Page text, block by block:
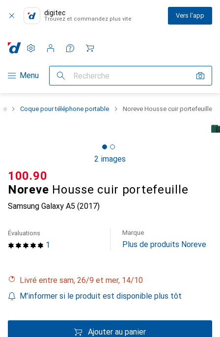
digitec
Trouvez et commandez plus vite Vers l'app
Navigation par catégorie
Menu Recherche
Paramètres
Compte client
Listes de comparaison
Listes d'envies
Panier
Coque pour téléphone portable Noreve Housse cuir portefeuille
2 images
Noreve Housse cuir portefeuille
Samsung Galaxy A5 (2017)
CHF
100.90
1
Évaluations Marque
Plus de produits Noreve
Livré entre sam, 26/9 et mer, 14/10
M'informer si le produit est disponible plus tôt
Ajouter au panier